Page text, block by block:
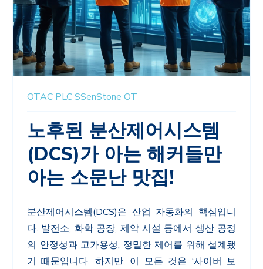
OTAC PLCSSenStone OT
노후된 분산제어시스템
(DCS)가 아는 해커들만
아는 소문난 맛집!
분산제어시스템(DCS)은 산업 자동화의 핵심입니
다. 발전소, 화학 공장, 제약 시설 등에서 생산 공정
의 안정성과 고가용성, 정밀한 제어를 위해 설계됐
기 때문입니다. 하지만, 이 모든 것은 ‘사이버 보